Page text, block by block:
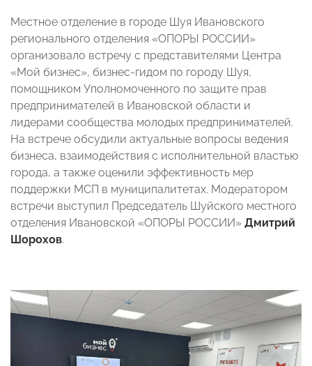
Местное отделение в городе Шуя Ивановского
регионального отделения «ОПОРЫ РОССИИ»
организовало встречу с представителями Центра
«Мой бизнес», бизнес-гидом по городу Шуя,
помощником Уполномоченного по защите прав
предпринимателей в Ивановской области и
лидерами сообщества молодых предпринимателей.
На встрече обсудили актуальные вопросы ведения
бизнеса, взаимодействия с исполнительной властью
города, а также оценили эффективность мер
поддержки МСП в муниципалитетах. Модератором
встречи выступил Председатель Шуйского местного
отделения Ивановской «ОПОРЫ РОССИИ» Дмитрий
Шорохов.